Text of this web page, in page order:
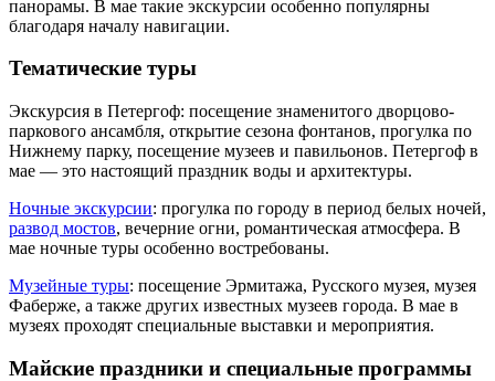
панорамы. В мае такие экскурсии особенно популярны
благодаря началу навигации.
Тематические туры
Экскурсия в Петергоф: посещение знаменитого дворцово-
паркового ансамбля, открытие сезона фонтанов, прогулка по
Нижнему парку, посещение музеев и павильонов. Петергоф в
мае — это настоящий праздник воды и архитектуры.
Ночные экскурсии: прогулка по городу в период белых ночей,
развод мостов, вечерние огни, романтическая атмосфера. В
мае ночные туры особенно востребованы.
Музейные туры: посещение Эрмитажа, Русского музея, музея
Фаберже, а также других известных музеев города. В мае в
музеях проходят специальные выставки и мероприятия.
Майские праздники и специальные программы